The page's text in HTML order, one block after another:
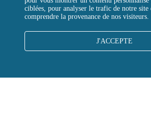
ciblées, pour analyser le trafic de notre site
comprendre la provenance de nos visiteurs.
J'ACCEPTE
L’ÉPICERIE DE LA
LA RÔTISSERIE
LA TOUR D’ARGENT